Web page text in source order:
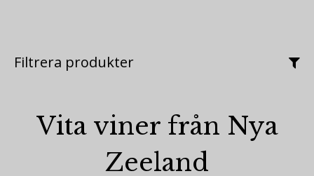
Filtrera produkter
Vita viner från Nya
Zeeland